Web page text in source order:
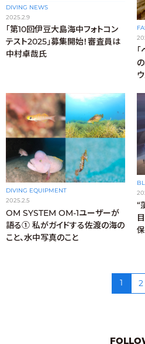
DIVING NEWS
2025.2.9
「第10回伊豆大島海中フォトコン
テスト2025」募集開始！審査員は
中村卓哉氏
DIVING EQUIPMENT
2025.2.5
OM SYSTEM OM-1ユーザーが
語る➀ 私がガイドする佐渡の海の
こと、水中写真のこと
“
1 2